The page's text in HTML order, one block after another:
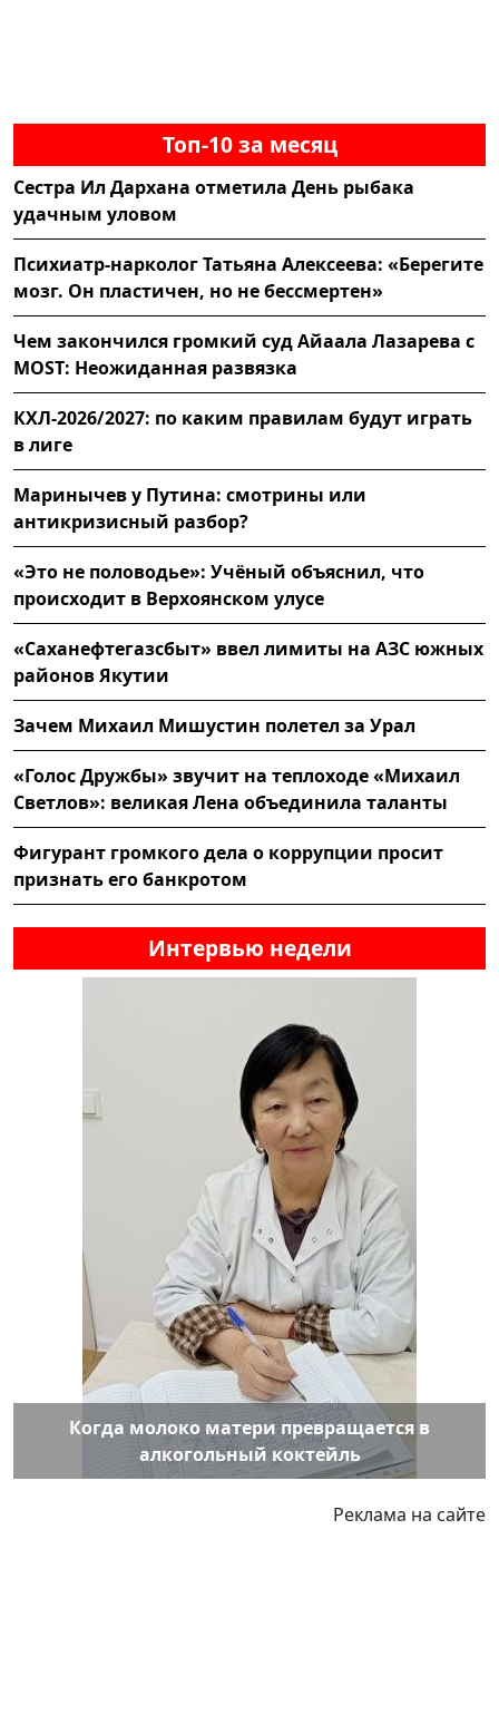
Топ-10 за месяц
Сестра Ил Дархана отметила День рыбака
удачным уловом
Психиатр-нарколог Татьяна Алексеева: «Берегите
мозг. Он пластичен, но не бессмертен»
Чем закончился громкий суд Айаала Лазарева с
MOST: Неожиданная развязка
КХЛ-2026/2027: по каким правилам будут играть
в лиге
Маринычев у Путина: смотрины или
антикризисный разбор?
«Это не половодье»: Учёный объяснил, что
происходит в Верхоянском улусе
«Саханефтегазсбыт» ввел лимиты на АЗС южных
районов Якутии
Зачем Михаил Мишустин полетел за Урал
«Голос Дружбы» звучит на теплоходе «Михаил
Светлов»: великая Лена объединила таланты
Фигурант громкого дела о коррупции просит
признать его банкротом
Интервью недели
Когда молоко матери превращается в
алкогольный коктейль
Реклама на сайте